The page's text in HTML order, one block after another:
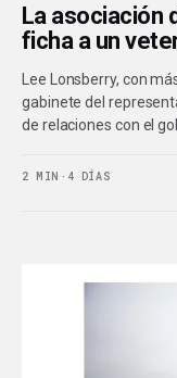
La asociación
ficha a un
Lee Lonsberry, con
gabinete del
de relaciones con el
2 MIN · 4 DÍAS